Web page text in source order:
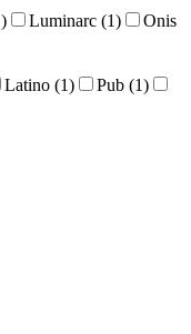
) Luminarc (1)
Onis
Latino (1) Pub (1)